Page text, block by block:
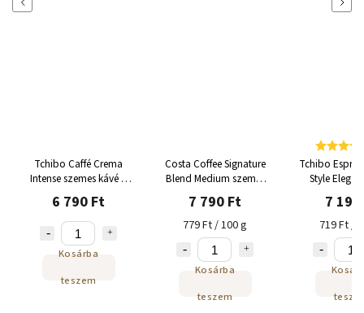
Tchibo Caffé Crema
Intense szemes kávé 1
kg
6 790 Ft
Kosárba
teszem
Costa Coffee Signature
Blend Medium szemes
kávé 1 kg
7 790 Ft
779 Ft / 100 g
Kosárba
teszem
Tchibo
Style
szemes
7
719 Ft /